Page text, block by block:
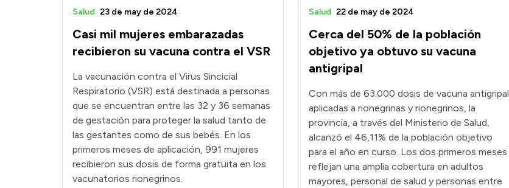
Casi mil mujeres embarazadas
recibieron su vacuna contra el VSR
Salud 23 de may de 2024
La vacunación contra el Virus Sincicial
Respiratorio (VSR) está destinada a personas
que se encuentran entre las 32 y 36 semanas
de gestación para proteger la salud tanto de
las gestantes como de sus bebés. En los
primeros meses de aplicación, 991 mujeres
recibieron sus dosis de forma gratuita en los
vacunatorios rionegrinos.
Cerca del 50% de la población
objetivo ya obtuvo su vacuna
antigripal
Salud 22 de may de 2024
Con más de 63.000 dosis de vacuna antigripal
aplicadas a rionegrinas y rionegrinos, la
provincia, a través del Ministerio de Salud,
alcanzó el 46,11% de la población objetivo
para el año en curso. Los dos primeros meses
reflejan una amplia cobertura en adultos
mayores, personal de salud y personas entre